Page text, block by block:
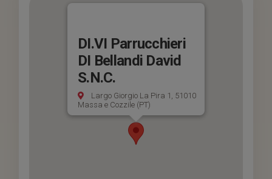
DI.VI Parrucchieri
DI Bellandi David
S.N.C.
Largo Giorgio La Pira 1, 51010
Massa e Cozzile (PT)